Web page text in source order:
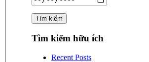
Tìm kiếm hữu ích
Recent Posts